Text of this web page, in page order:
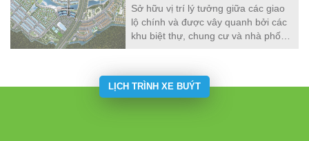
Sở hữu vị trí lý tưởng giữa các giao
lộ chính và được vây quanh bởi các
khu biệt thự, chung cư và nhà phố
năng động. Nơi đây hội tụ đầy đủ
yếu tố cho 1 khu phố thương mại
LỊCH TRÌNH XE BUÝT